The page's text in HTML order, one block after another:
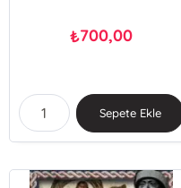
₺700,00
Sepete Ekle